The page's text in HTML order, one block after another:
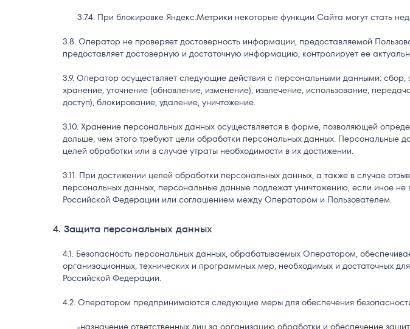
При блокировке Яндекс.Метрики некоторые функции Сайта могут стать
Оператор не проверяет достоверность информации, предоставляемой
предоставляет достоверную и достаточную информацию, контролирует ее
Оператор осуществляет следующие действия с персональными данными: сбор,
хранение, уточнение (обновление, изменение), извлечение, использование,
доступ), блокирование, удаление, уничтожение.
Хранение персональных данных осуществляется в форме, позволяющей
дольше, чем этого требуют цели обработки персональных данных. Персональные
целей обработки или в случае утраты необходимости в их достижении.
При достижении целей обработки персональных данных, а также в случае
персональных данных, персональные данные подлежат уничтожению, если иное не
Российской Федерации или соглашением между Оператором и Пользователем.
4. Защита персональных данных
Безопасность персональных данных, обрабатываемых Оператором,
организационных, технических и программных мер, необходимых и достаточных
Российской Федерации.
Оператором предпринимаются следующие меры для обеспечения